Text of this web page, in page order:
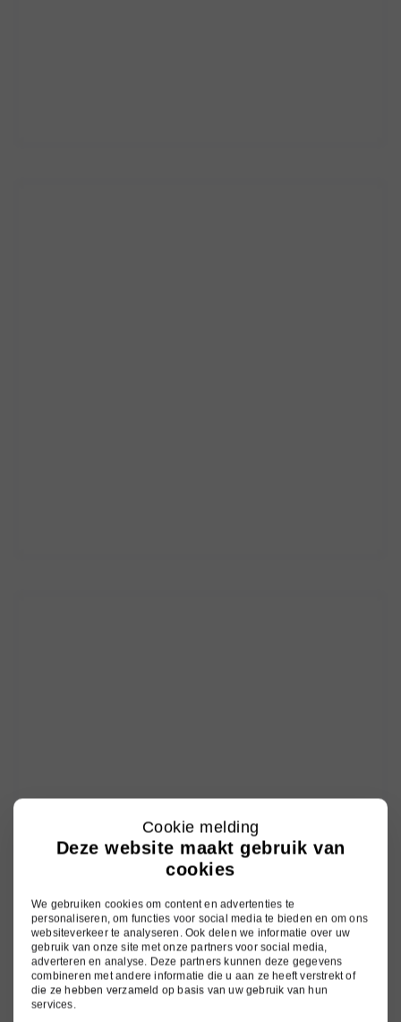
Cookie melding
Deze website maakt gebruik van
cookies
We gebruiken cookies om content en advertenties te
personaliseren, om functies voor social media te bieden en om ons
websiteverkeer te analyseren. Ook delen we informatie over uw
gebruik van onze site met onze partners voor social media,
adverteren en analyse. Deze partners kunnen deze gegevens
combineren met andere informatie die u aan ze heeft verstrekt of
die ze hebben verzameld op basis van uw gebruik van hun
services.